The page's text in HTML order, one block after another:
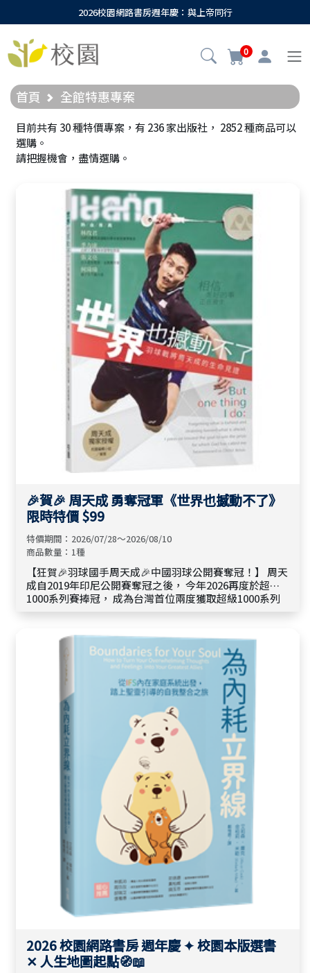
2026校園網路書房週年慶：與上帝同行
0
首頁 全館特惠專案
目前共有30種特價專案，有236家出版社， 2852種商品可以
選購。
請把握機會，盡情選購。
🎉賀🎉 周天成 勇奪冠軍《世界也撼動不了》
限時特價 $99
特價期間：2026/07/28～2026/08/10
商品數量：1種
【狂賀🎉羽球國手周天成🎉中國羽球公開賽奪冠！】 周天
成自2019年印尼公開賽奪冠之後， 今年2026再度於超級
1000系列賽捧冠， 成為台灣首位兩度獲取超級1000系列
中有目共睹的， 其背後支撐他的信念更令我們想了解與敬
2026 校園網路書房 週年慶 ✦ 校園本版選書
✕ 人生地圖起點🧭📖